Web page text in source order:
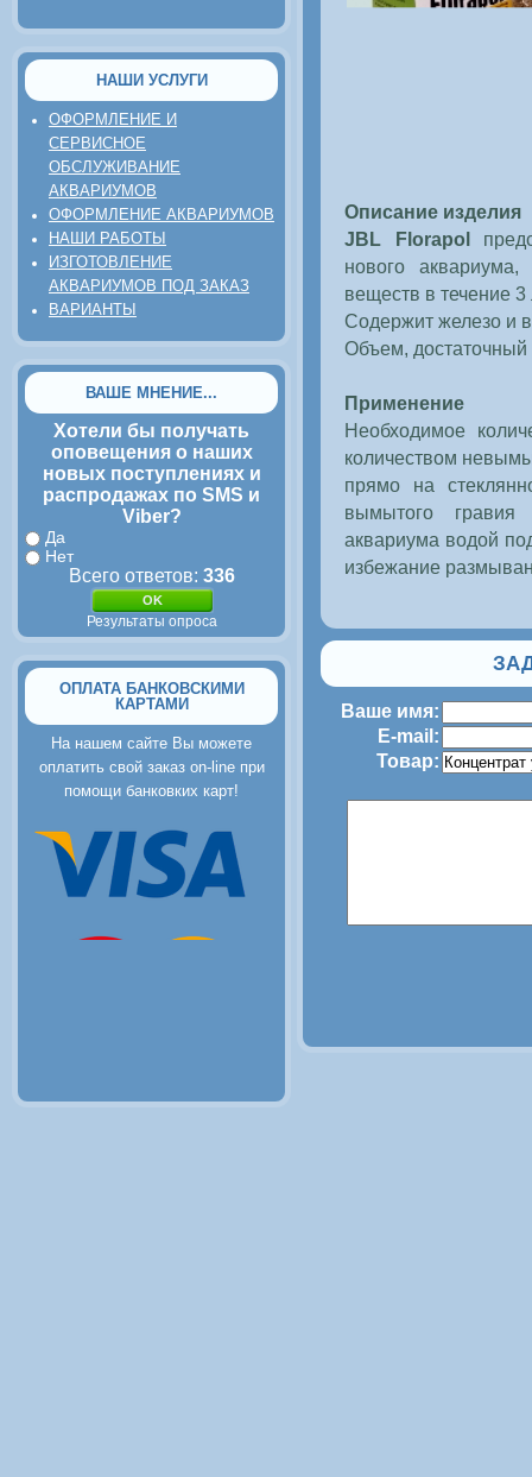
НАШИ УСЛУГИ
ОФОРМЛЕНИЕ И
СЕРВИСНОЕ
ОБСЛУЖИВАНИЕ
АКВАРИУМОВ
ОФОРМЛЕНИЕ АКВАРИУМОВ
НАШИ РАБОТЫ
ИЗГОТОВЛЕНИЕ
АКВАРИУМОВ ПОД ЗАКАЗ
ВАРИАНТЫ
ВАШЕ МНЕНИЕ...
Хотели бы получать
оповещения о наших
новых поступлениях и
распродажах по SMS и
Viber?
Да
Нет
Всего ответов: 336
Результаты опроса
ОПЛАТА БАНКОВСКИМИ
КАРТАМИ
На нашем сайте Вы можете
оплатить свой заказ on-line при
помощи банковких карт!
Описание изделия
JBL Florapol
нового
веществ в течение 3
Содержит железо и
Объем,
Применение
Необходимое
количеством
прямо на
вымытого
аквариума водой
избежание
Ваше имя:
E-mail:
Товар: